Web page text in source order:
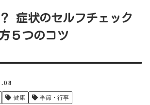
症状のセルフチェック
５つのコツ
健康 季節・行事
進路
クリップ記事一覧